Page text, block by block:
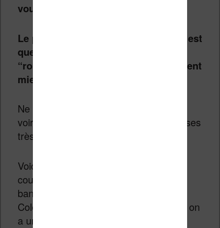
vous fatiguer les yeux rapidement.
Le problème de cette Vivlio Color, c’est
que pour la lecture des ebooks type
“roman”, les autres liseuses proposent
mieux.
Ne partez pas tout de suite, vous allez
voir que cette liseuse propose des choses
très intéressantes.
Voici quelques photos du rendu des
couleurs sur la lecture de différentes
bandes dessinées sur la liseuse Vivlio
Color (en poussant l’éclairage à 100%, on
a un meilleur rendu des couleurs) :